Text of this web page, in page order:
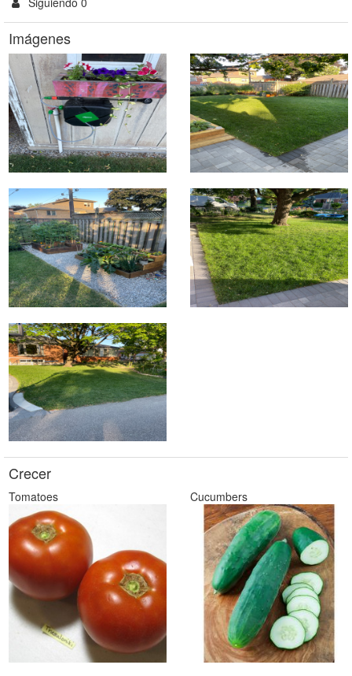
Imágenes
Crecer
Tomatoes Cucumbers